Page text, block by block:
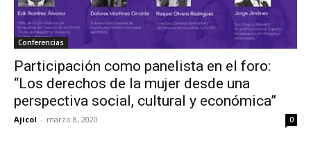
Conferencias
Participación como panelista en el foro:
“Los derechos de la mujer desde una
perspectiva social, cultural y económica”
Ajicol - marzo 8, 2020 0